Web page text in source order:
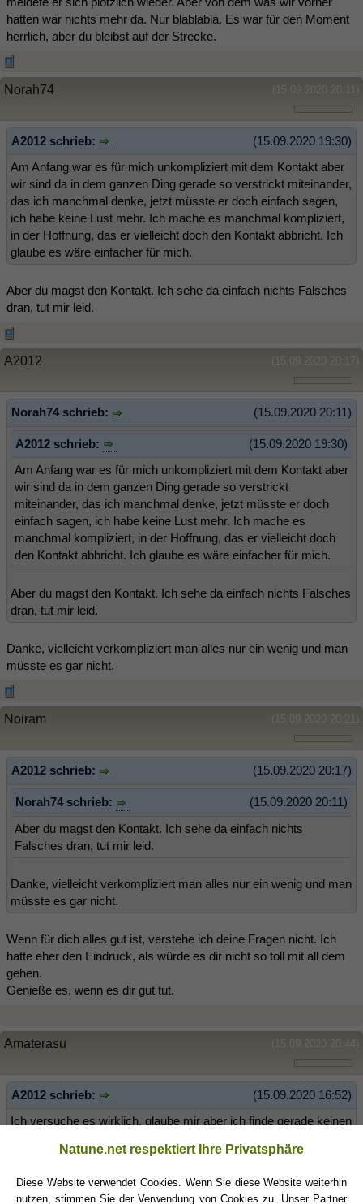
hatten war nichts mehr da. Nur blablabla. Es war für den Moment
herrlich, aber du bleibst auf der Strecke.
(15.09.2020 20:11)
Norah74
(15.09.2020 19:30)
A2012 schrieb:
Am Anfang war es für mich unkompliziert mit dem Kontakt aber
wir sind da in dem ganzen Ding gerade so verstrickt miteinander,
das ich manchmal denke, jetzt müsste er doch einfach sagen,
ich habe keine Lust mehr. Ich mache es manchmal kompliziert,
in der Hoffnung, das er vielleicht doch den Kontakt abbricht. Ich
glaube es wäre einfacher für mich.
Aber du magst den Kontakt. Ich sehe da einfach nichts Falsches
dran, tut mir leid.
(15.09.2020 20:17)
A2012
(15.09.2020 20:11)
Norah74 schrieb:
(15.09.2020 19:30)
A2012 schrieb:
Am Anfang war es für mich unkompliziert mit dem Kontakt aber
wir sind da in dem ganzen Ding gerade so verstrickt
miteinander, das ich manchmal denke, jetzt müsste er doch
einfach sagen, ich habe keine Lust mehr. Ich mache es
manchmal kompliziert, in der Hoffnung, das er vielleicht doch
den Kontakt abbricht. Ich glaube es wäre einfacher für mich.
Aber du magst den Kontakt. Ich sehe da einfach nichts Falsches
dran, tut mir leid.
Danke, vielleicht verkompliziert man alles nur ein wenig und man
müsste es gar nicht.
(15.09.2020 20:21)
Noiram
(15.09.2020 20:17)
A2012 schrieb:
(15.09.2020 20:11)
Norah74 schrieb:
Aber du magst den Kontakt. Ich sehe da einfach nichts
Falsches dran, tut mir leid.
Danke, vielleicht verkompliziert man alles nur ein wenig und man
müsste es gar nicht.
Wenn für dich alles gut ist, verstehe ich deine Fragen nicht. Ich
hatte eher den Eindruck, als würde es dir nicht so toll mit all dem
gehen.
Genieße es, wenn es dir gut tut.
(15.09.2020 20:44)
Amaterasu
(15.09.2020 16:52)
A2012 schrieb:
Ich versuche es wirklich, glaube mir aber ich finde gerade keinen
Keinen Wog wohin? Damit du einen Weg findest, musst du wissen
wohin du willst, wohin dieser Weg führen soll.
Natune.net respektiert Ihre Privatsphäre
Diese Website verwendet Cookies. Wenn Sie diese Website weiterhin
nutzen, stimmen Sie der Verwendung von Cookies zu. Unser Partner